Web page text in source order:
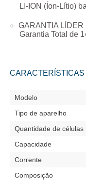
LI-ION (Íon-Lítio)
GARANTIA LÍDER
Garantia Total de
Modelo
Tipo de aparelho
Quantidade de células
Capacidade
Corrente
Composição